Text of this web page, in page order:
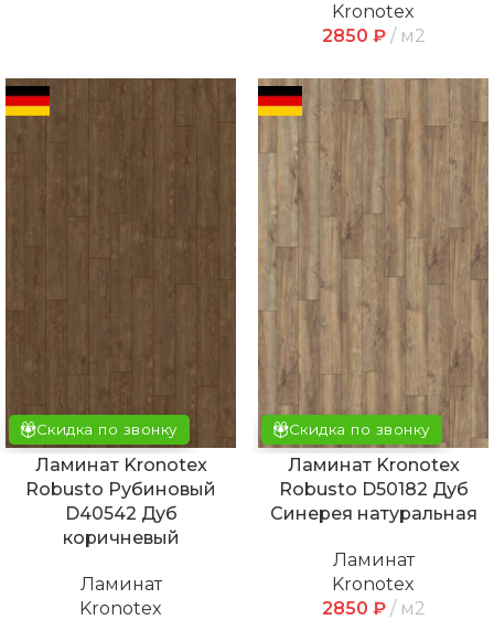
Kronotex
2850 ₽ м2
Скидка по звонку
Ламинат Kronotex
Robusto Рубиновый
D40542 Дуб
коричневый
Ламинат
Kronotex
Скидка по звонку
Ламинат Kronotex
Robusto D50182 Дуб
Синерея натуральная
Ламинат
Kronotex
2850 ₽ м2